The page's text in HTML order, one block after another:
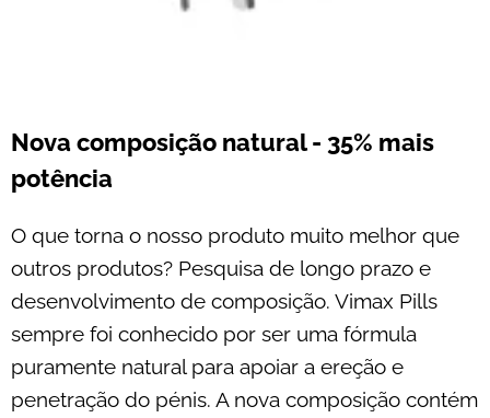
Nova composição natural - 35% mais
potência
O que torna o nosso produto muito melhor que
outros produtos? Pesquisa de longo prazo e
desenvolvimento de composição. Vimax Pills
sempre foi conhecido por ser uma fórmula
puramente natural para apoiar a ereção e
penetração do pénis. A nova composição contém